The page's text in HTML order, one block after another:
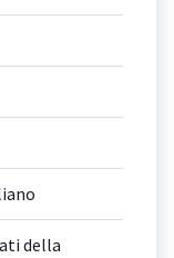
della